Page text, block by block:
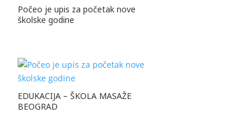
Počeo je upis za početak nove
školske godine
EDUKACIJA – ŠKOLA MASAŽE
BEOGRAD